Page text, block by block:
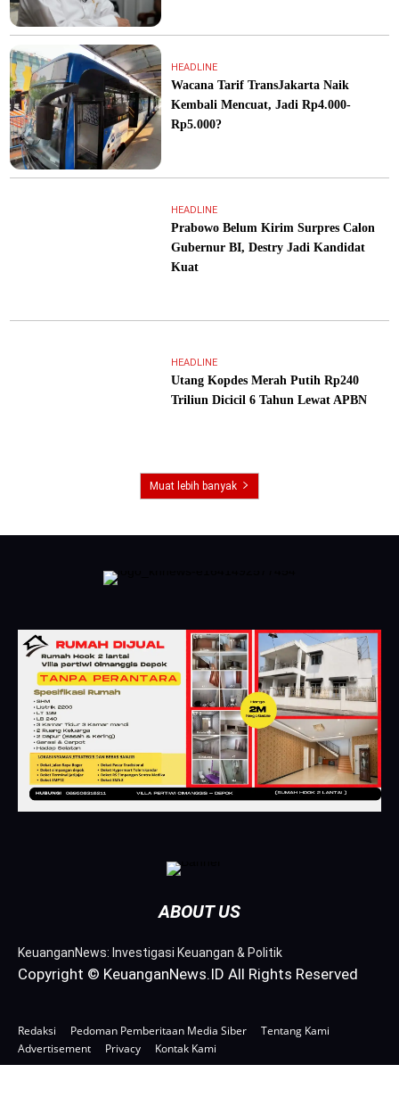
HEADLINE
Wacana Tarif TransJakarta Naik
Kembali Mencuat, Jadi Rp4.000-
Rp5.000?
HEADLINE
Prabowo Belum Kirim Surpres Calon
Gubernur BI, Destry Jadi Kandidat
Kuat
HEADLINE
Utang Kopdes Merah Putih Rp240
Triliun Dicicil 6 Tahun Lewat APBN
Muat lebih banyak
ABOUT US
KeuanganNews: Investigasi Keuangan & Politik
Copyright © KeuanganNews.ID All Rights Reserved
Redaksi Pedoman Pemberitaan Media Siber
Tentang Kami
Advertisement
Privacy Kontak Kami